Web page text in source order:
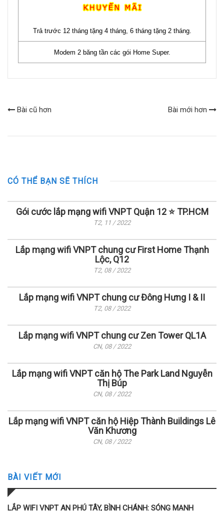
Trả trước 12 tháng tặng 4 tháng, 6 tháng tặng 2 tháng.
Modem 2 băng tần các gói Home Super.
Bài cũ hơn Bài mới hơn
CÓ THỂ BẠN SẼ THÍCH
Gói cước lắp mạng wifi VNPT Quận 12 ⭐ TP.HCM
T2, 11 / 2022
Lắp mạng wifi VNPT chung cư First Home Thạnh
Lộc, Q12
T2, 08 / 2022
Lắp mạng wifi VNPT chung cư Đông Hưng I & II
T2, 08 / 2022
Lắp mạng wifi VNPT chung cư Zen Tower QL1A
CN, 08 / 2022
Lắp mạng wifi VNPT căn hộ The Park Land Nguyễn
Thị Búp
CN, 08 / 2022
Lắp mạng wifi VNPT căn hộ Hiệp Thành Buildings Lê
Văn Khương
CN, 08 / 2022
BÀI VIẾT MỚI
LẮP WIFI VNPT AN PHÚ TÂY, BÌNH CHÁNH: SÓNG MẠNH